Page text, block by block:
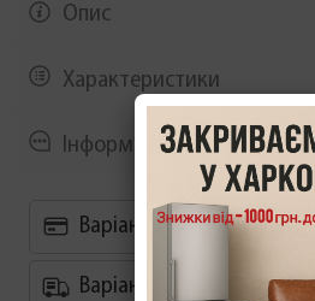
Опис
Характеристики
Інформація/демонстрація
Варіанти оплати
Варіанти доставки